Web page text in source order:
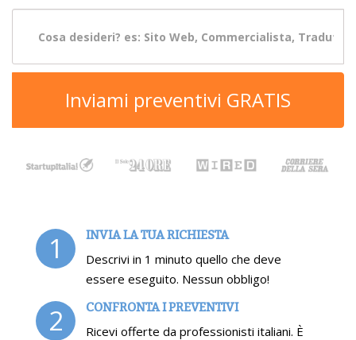
Inviami preventivi GRATIS
1 INVIA LA TUA RICHIESTA
Descrivi in 1 minuto quello che deve
essere eseguito. Nessun obbligo!
2 CONFRONTA I PREVENTIVI
Ricevi offerte da professionisti italiani. È